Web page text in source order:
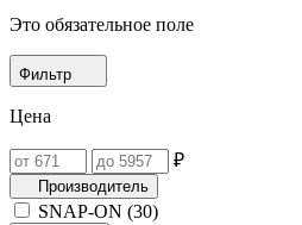
Это обязательное поле
Фильтр
Цена
₽
Производитель
SNAP-ON (30)